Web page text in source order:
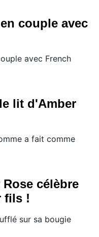
couple avec
avec French
lit d'Amber
a fait comme
célèbre
fils !
sur sa bougie